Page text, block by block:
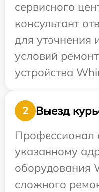
сервисного
консультант
для уточнения
условий
устройства
2
Выезд
Профессионал
указанному
оборудования
сложного